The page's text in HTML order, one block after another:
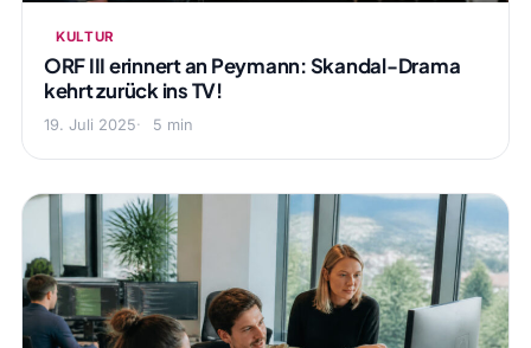
KULTUR
ORF III erinnert an Peymann: Skandal-Drama
kehrt zurück ins TV!
19. Juli 2025 5 min